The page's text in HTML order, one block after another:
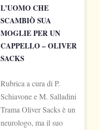
L’UOMO CHE
SCAMBIÒ SUA
MOGLIE PER UN
CAPPELLO – OLIVER
SACKS
Rubrica a cura di P.
Schiavone e M. Salladini
Trama Oliver Sacks è un
neurologo, ma il suo